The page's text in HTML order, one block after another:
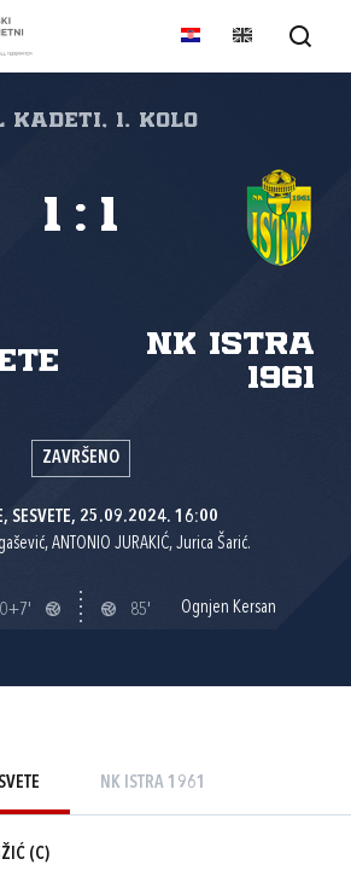
kadeti, 1. kolo
NK Istra
1961
1 : 1
ZAVRŠENO
SESVETE, 25.09.2024. 16:00
ANTONIO JURAKIĆ, Jurica Šarić.
85' Ognjen Kersan
NK ISTRA 1961
(C)